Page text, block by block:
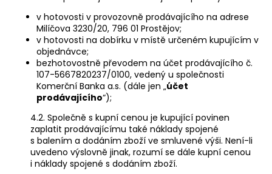
v hotovosti v provozovně prodávajícího na adrese
Milíčova 3230/20, 796 01 Prostějov;
v hotovosti na dobírku v místě určeném kupujícím v
objednávce;
bezhotovostně převodem na účet prodávajícího č.
107-5667820237/0100, vedený u společnosti
Komerční Banka a.s. (dále jen „účet
prodávajícího“);
4.2. Společně s kupní cenou je kupující povinen
zaplatit prodávajícímu také náklady spojené
s balením a dodáním zboží ve smluvené výši. Není-li
uvedeno výslovně jinak, rozumí se dále kupní cenou
i náklady spojené s dodáním zboží.